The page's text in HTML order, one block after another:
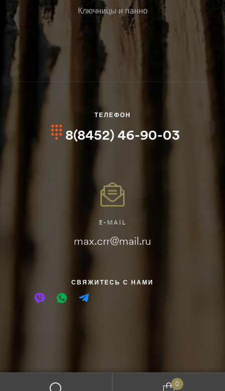
Ключницы и панно
ТЕЛЕФОН
8(8452) 46-90-03
E-MAIL
max.crr@mail.ru
СВЯЖИТЕСЬ С НАМИ
0